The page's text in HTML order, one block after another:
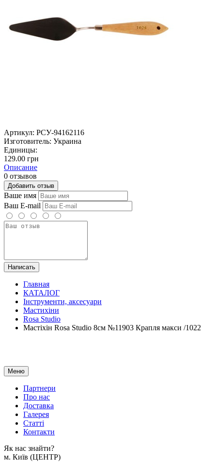
Артикул: РСУ-94162116
Изготовитель: Украина
Единицы:
129.00 грн
Описание
0 отзывов
Добавить отзыв
Ваше имя
Ваш E-mail
Написать
Главная
КАТАЛОГ
Інструменти, аксесуари
Мастихіни
Rosa Studio
Мастіхін Rosa Studio 8см №11903 Крапля макси /1022
Меню
Партнери
Про нас
Доставка
Галерея
Статтi
Контакти
Як наc знайти?
м. Киïв (ЦЕНТР)